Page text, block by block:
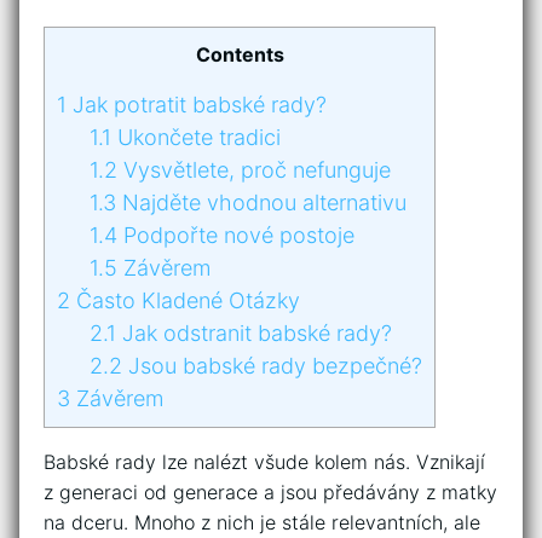
Contents
1 Jak potratit babské rady?
1.1 Ukončete tradici
1.2 Vysvětlete, proč nefunguje
1.3 Najděte vhodnou alternativu
1.4 Podpořte nové postoje
1.5 Závěrem
2 Často Kladené Otázky
2.1 Jak odstranit babské rady?
2.2 Jsou babské rady bezpečné?
3 Závěrem
Babské rady lze nalézt všude kolem nás. Vznikají
z generaci od generace a jsou předávány z matky
na dceru. Mnoho z nich je stále relevantních, ale